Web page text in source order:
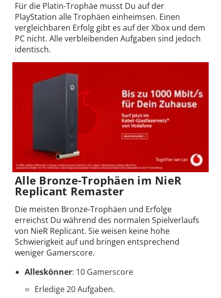
Für die Platin-Trophäe musst Du auf der
PlayStation alle Trophäen einheimsen. Einen
vergleichbaren Erfolg gibt es auf der Xbox und dem
PC nicht. Alle verbleibenden Aufgaben sind jedoch
identisch.
Alle Bronze-Trophäen im NieR
Replicant Remaster
Die meisten Bronze-Trophäen und Erfolge
erreichst Du während des normalen Spielverlaufs
von NieR Replicant. Sie weisen keine hohe
Schwierigkeit auf und bringen entsprechend
weniger Gamerscore.
Alleskönner: 10 Gamerscore
Erledige 20 Aufgaben.